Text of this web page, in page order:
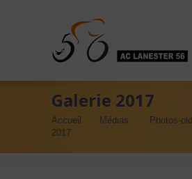
Galerie 2017
Accueil Médias Photos-old
2017